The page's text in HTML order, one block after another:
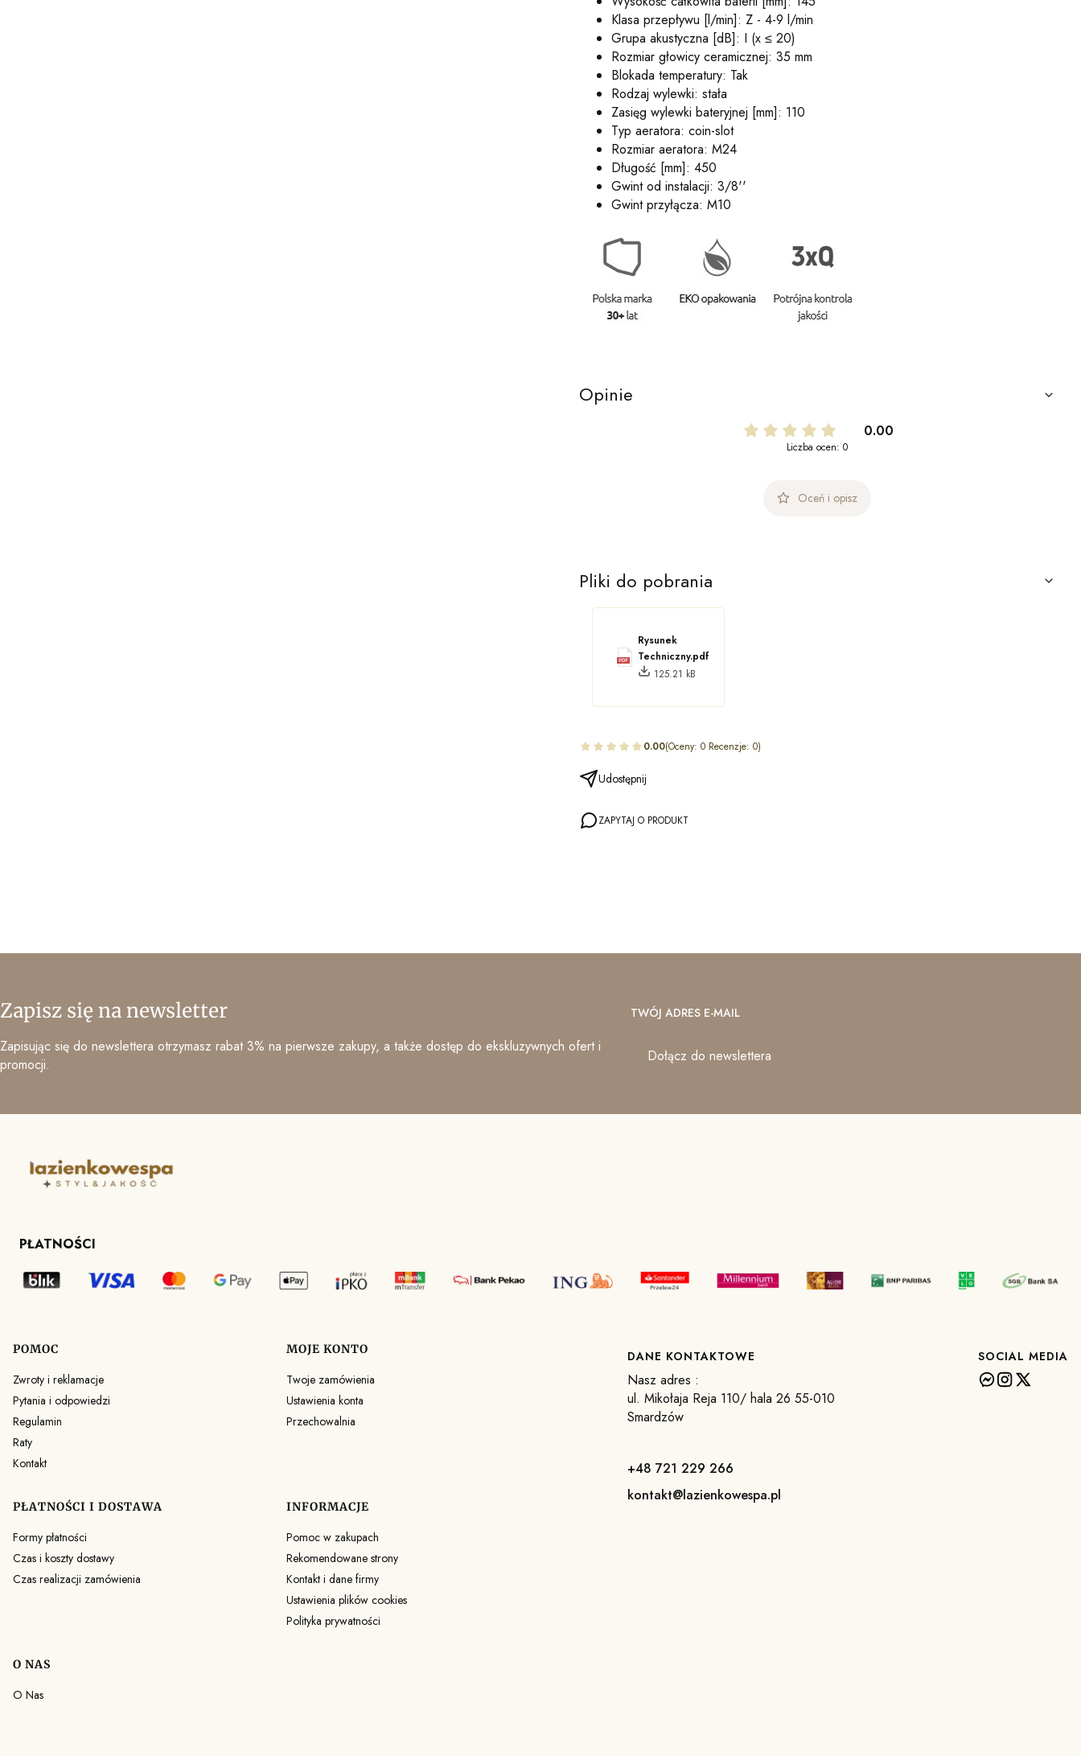
Klasa przepływu [l/min]: Z - 4-9 l/min
Grupa akustyczna [dB]: I (x ≤ 20)
Rozmiar głowicy ceramicznej: 35 mm
Blokada temperatury: Tak
Rodzaj wylewki: stała
Zasięg wylewki bateryjnej [mm]: 110
Typ aeratora: coin-slot
Rozmiar aeratora: M24
Długość [mm]: 450
Gwint od instalacji: 3/8''
Gwint przyłącza: M10
Opinie
0.00
Liczba ocen: 0
Oceń i opisz
Pliki do pobrania
Rysunek
Techniczny.pdf
125.21 kB
0.00(Oceny: 0 Recenzje: 0)
Udostępnij
ZAPYTAJ O PRODUKT
Zapisz się na newsletter
Zapisując się do newslettera otrzymasz rabat 3% na pierwsze zakupy, a także dostęp do ekskluzywnych ofert i
promocji.
TWÓJ ADRES E-MAIL
Dołącz do newslettera
PŁATNOŚCI
Linki w stopce
POMOC
Zwroty i reklamacje
Pytania i odpowiedzi
Regulamin
Raty
Kontakt
MOJE KONTO
Twoje zamówienia
Ustawienia konta
Przechowalnia
PŁATNOŚCI I DOSTAWA
Formy płatności
Czas i koszty dostawy
Czas realizacji zamówienia
INFORMACJE
Pomoc w zakupach
Rekomendowane strony
Kontakt i dane firmy
Ustawienia plików cookies
Polityka prywatności
O NAS
O Nas
DANE KONTAKTOWE
Nasz adres :
ul. Mikołaja Reja 110/ hala 26 55-010
Smardzów
+48 721 229 266
kontakt@lazienkowespa.pl
SOCIAL MEDIA